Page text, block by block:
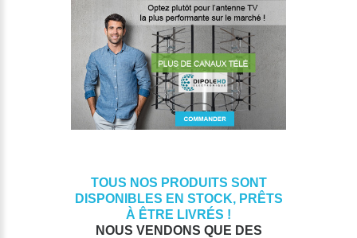
TOUS NOS PRODUITS SONT
DISPONIBLES EN STOCK, PRÊTS
À ÊTRE LIVRÉS !
NOUS VENDONS QUE DES